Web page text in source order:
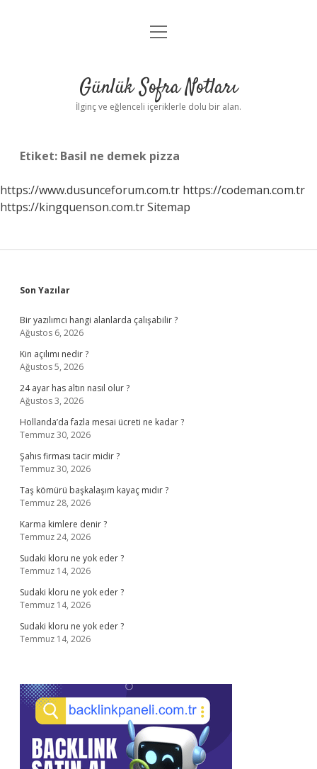
Anasayfa
Yasal Uyarı
menüyü
Günlük Sofra Notları
İlginç ve eğlenceli içeriklerle dolu bir alan.
Etiket: Basil ne demek pizza
https://www.dusunceforum.com.tr https://codeman.com.tr
https://kingquenson.com.trSitemap
Sidebar
Son Yazılar
Bir yazılımcı hangi alanlarda çalışabilir ?
Ağustos 6, 2026
Kin açılımı nedir ?
Ağustos 5, 2026
24 ayar has altın nasıl olur ?
Ağustos 3, 2026
Hollanda’da fazla mesai ücreti ne kadar ?
Temmuz 30, 2026
Şahıs firması tacir midir ?
Temmuz 30, 2026
Taş kömürü başkalaşım kayaç mıdır ?
Temmuz 28, 2026
Karma kimlere denir ?
Temmuz 24, 2026
Sudaki kloru ne yok eder ?
Temmuz 14, 2026
Sudaki kloru ne yok eder ?
Temmuz 14, 2026
Sudaki kloru ne yok eder ?
Temmuz 14, 2026